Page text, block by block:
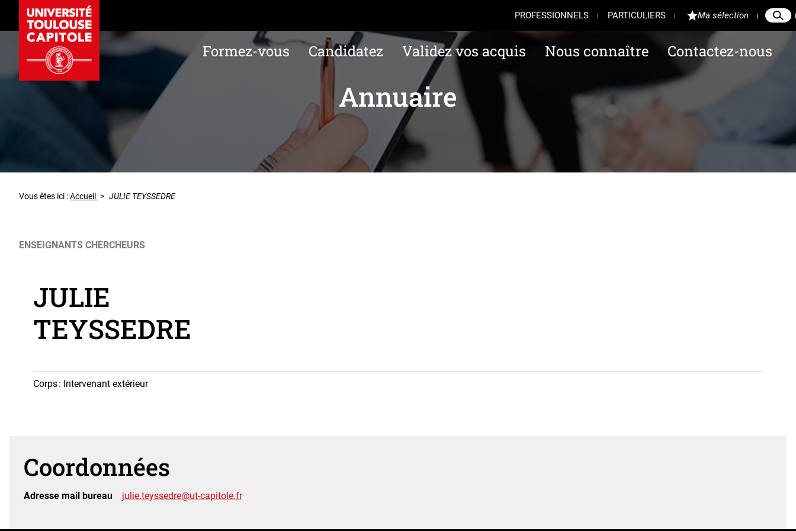
PROFESSIONNELS PARTICULIERS Ma sélection
Formez-vous Candidatez Validez vos acquis Nous connaître Contactez-nous
Annuaire
Vous êtes ici :Accueil > JULIE TEYSSEDRE
ENSEIGNANTS CHERCHEURS
JULIE
TEYSSEDRE
Corps: Intervenant extérieur
Coordonnées
Adresse mail bureau julie.teyssedre@ut-capitole.fr